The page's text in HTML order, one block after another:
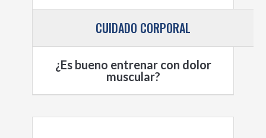
CUIDADO CORPORAL
¿Es bueno entrenar con dolor
muscular?